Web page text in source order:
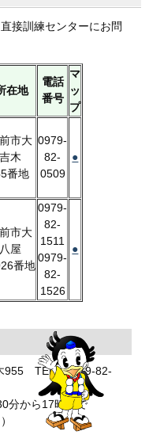
接訓練センターにお問
在地
電話
番号
マ
ッ
プ
市大
木
番地
0979-
82-
0509
●
市大
屋
番地
0979-
82-
1511
0979-
82-
1526
●
955 TEL：0979-82-
分から17時まで